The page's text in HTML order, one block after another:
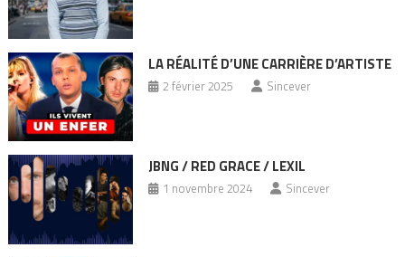
LA RÉALITÉ D’UNE CARRIÈRE D’ARTISTE
2 février 2025 Sincever
JBNG / RED GRACE / LEXIL
1 novembre 2024 Sincever